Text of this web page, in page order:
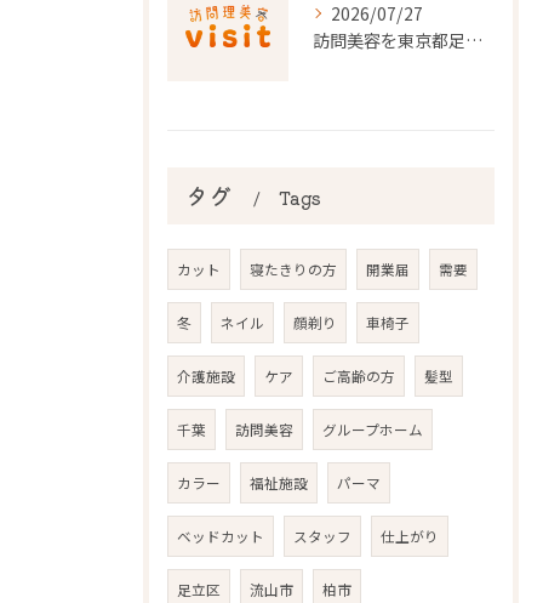
2026/07/27
訪問美容を東京都足立区で利用するための申請条件と手続き徹底ガイド
タグ Tags
カット 寝たきりの方 開業届 需要
冬 ネイル 顔剃り 車椅子
介護施設 ケア ご高齢の方 髪型
千葉 訪問美容 グループホーム
カラー 福祉施設 パーマ
ベッドカット スタッフ 仕上がり
足立区 流山市 柏市